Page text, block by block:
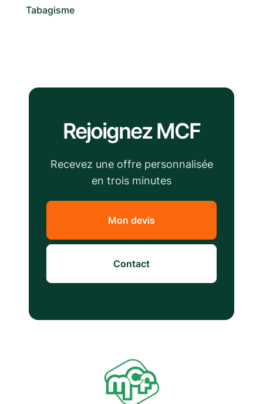
Tabagisme
Rejoignez MCF
Recevez une offre personnalisée
en trois minutes
Mon devis
Contact